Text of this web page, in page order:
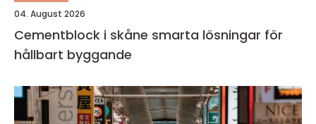
04. August 2026
Cementblock i skåne smarta lösningar för
hållbart byggande